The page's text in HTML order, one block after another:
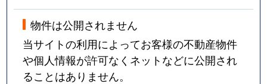
物件は公開されません
当サイトの利用によってお客様の不動産物件
や個人情報が許可なくネットなどに公開され
ることはありません。